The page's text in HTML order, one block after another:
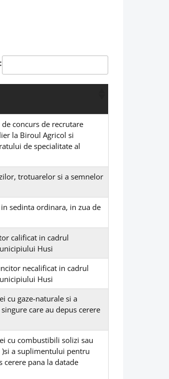
concurs de recrutare
la Biroul Agricol si
de specialitate al
trotuarelor si a semnelor
sedinta ordinara, in zua de
calificat in cadrul
Husi
necalificat in cadrul
Husi
cu gaze-naturale si a
care au depus cerere
cu combustibili solizi sau
a suplimentului pentru
pana la datade